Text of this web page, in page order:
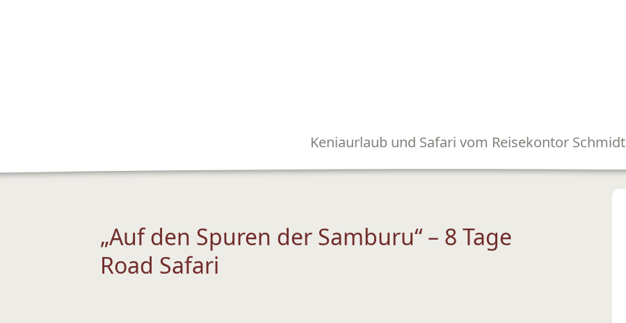
Keniaurlaub und Safari vom Reisekontor Schmidt
„Auf den Spuren der Samburu“ – 8 Tage
Road Safari